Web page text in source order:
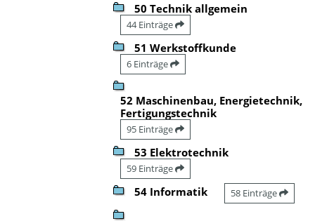
50 Technik allgemein
44 Einträge
51 Werkstoffkunde
6 Einträge
52 Maschinenbau, Energietechnik,
Fertigungstechnik
95 Einträge
53 Elektrotechnik
59 Einträge
54 Informatik 58 Einträge